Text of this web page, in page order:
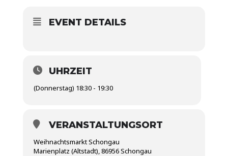
EVENT DETAILS
UHRZEIT
(Donnerstag) 18:30 - 19:30
VERANSTALTUNGSORT
Weihnachtsmarkt Schongau
Marienplatz (Altstadt), 86956 Schongau